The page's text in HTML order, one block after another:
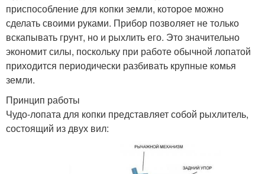
приспособление для копки земли, которое можно
сделать своими руками. Прибор позволяет не только
вскапывать грунт, но и рыхлить его. Это значительно
экономит силы, поскольку при работе обычной лопатой
приходится периодически разбивать крупные комья
земли.
Принцип работы
Чудо-лопата для копки представляет собой рыхлитель,
состоящий из двух вил: